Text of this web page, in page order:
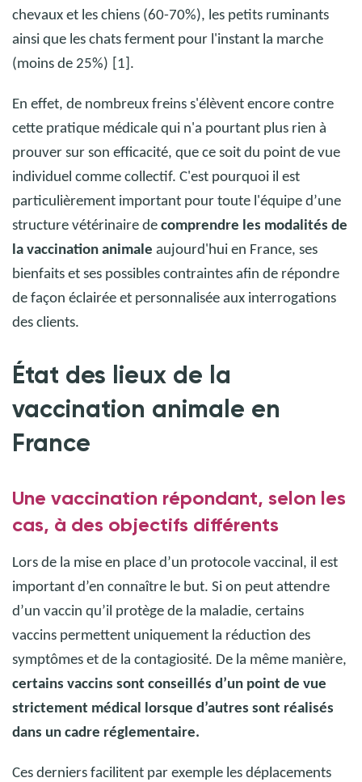
chevaux et les chiens (60-70%), les petits ruminants
ainsi que les chats ferment pour l'instant la marche
(moins de 25%)
[1].
En effet, de nombreux freins s'élèvent encore contre
cette pratique médicale qui n'a pourtant plus rien à
prouver sur son efficacité, que ce soit du point de vue
individuel comme collectif. C'est pourquoi il est
particulièrement important pour toute l'équipe d’une
structure vétérinaire de comprendre les modalités de
la vaccination animale aujourd'hui en France, ses
bienfaits et ses possibles contraintes afin de répondre
de façon éclairée et personnalisée aux interrogations
des clients.
État des lieux de la
vaccination animale en
France
Une vaccination répondant, selon les
cas, à des objectifs différents
Lors de la mise en place d’un protocole vaccinal, il est
important d’en connaître le but. Si on peut attendre
d’un vaccin qu’il protège de la maladie, certains
vaccins permettent uniquement la réduction des
symptômes et de la contagiosité. De la même manière,
certains vaccins sont conseillés d’un point de vue
strictement médical lorsque d’autres sont réalisés
dans un cadre réglementaire.
Ces derniers facilitent par exemple les déplacements